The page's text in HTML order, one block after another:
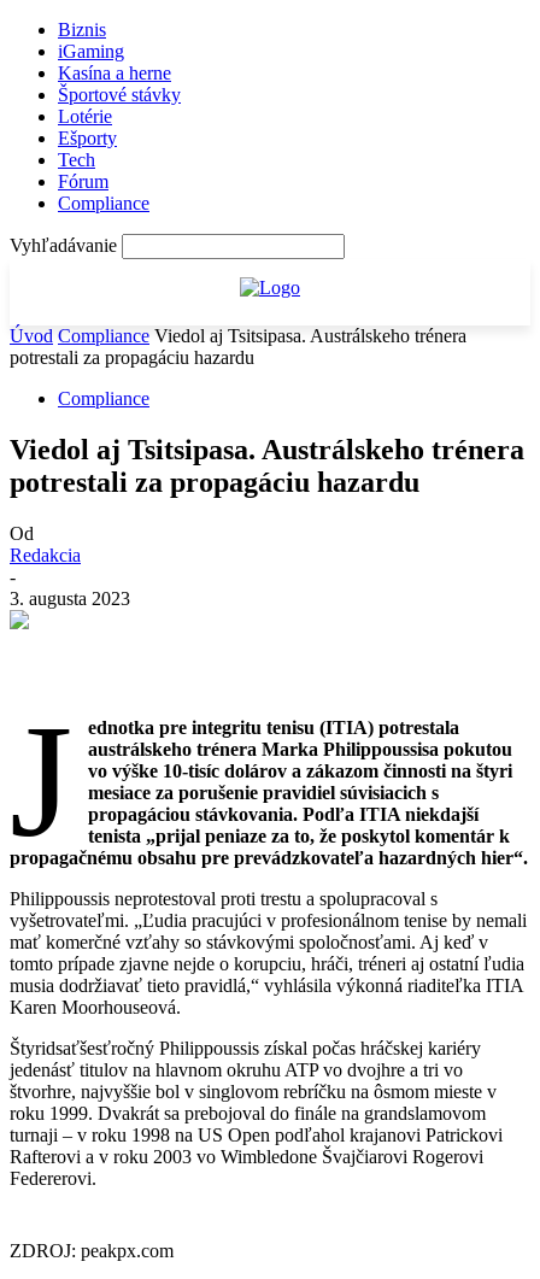
Biznis
iGaming
Kasína a herne
Športové stávky
Lotérie
Ešporty
Tech
Fórum
Compliance
Vyhľadávanie
Úvod Compliance Viedol aj Tsitsipasa. Austrálskeho trénera
potrestali za propagáciu hazardu
Compliance
Viedol aj Tsitsipasa. Austrálskeho trénera
potrestali za propagáciu hazardu
Od
Redakcia
-
3. augusta 2023
J
ednotka pre integritu tenisu (ITIA) potrestala
austrálskeho trénera Marka Philippoussisa pokutou
vo výške 10-tisíc dolárov a zákazom činnosti na štyri
mesiace za porušenie pravidiel súvisiacich s
propagáciou stávkovania. Podľa ITIA niekdajší
tenista „prijal peniaze za to, že poskytol komentár k
propagačnému obsahu pre prevádzkovateľa hazardných hier“.
Philippoussis neprotestoval proti trestu a spolupracoval s
vyšetrovateľmi. „Ľudia pracujúci v profesionálnom tenise by nemali
mať komerčné vzťahy so stávkovými spoločnosťami. Aj keď v
tomto prípade zjavne nejde o korupciu, hráči, tréneri aj ostatní ľudia
musia dodržiavať tieto pravidlá,“ vyhlásila výkonná riaditeľka ITIA
Karen Moorhouseová.
Štyridsaťšesťročný Philippoussis získal počas hráčskej kariéry
jedenásť titulov na hlavnom okruhu ATP vo dvojhre a tri vo
štvorhre, najvyššie bol v singlovom rebríčku na ôsmom mieste v
roku 1999. Dvakrát sa prebojoval do finále na grandslamovom
turnaji – v roku 1998 na US Open podľahol krajanovi Patrickovi
Rafterovi a v roku 2003 vo Wimbledone Švajčiarovi Rogerovi
Federerovi.
ZDROJ: peakpx.com